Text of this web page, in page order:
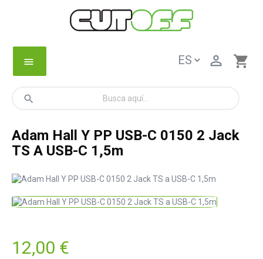
menu shopping_cart

search
Adam Hall Y PP USB-C 0150 2 Jack
TS A USB-C 1,5m
12,00 €